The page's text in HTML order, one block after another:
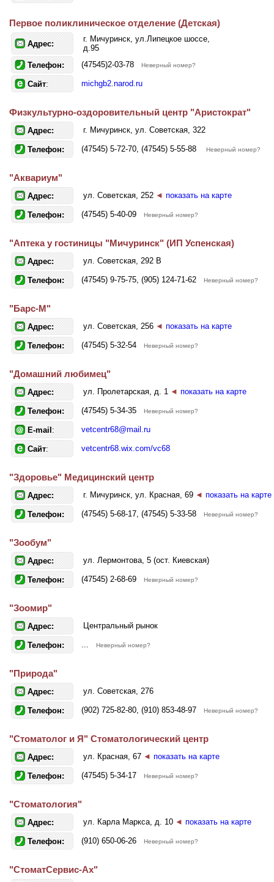
Первое поликлиническое отделение (Детская)
Адрес:
г. Мичуринск, ул.Липецкое шоссе,
д.95
Телефон:
(47545)2-03-78 Неверный номер?
Сайт: michgb2.narod.ru
Физкультурно-оздоровительный центр "Аристократ"
Адрес: г. Мичуринск, ул. Советская, 322
Телефон: (47545) 5-72-70, (47545) 5-55-88 Неверный номер?
"Аквариум"
Адрес: ул. Советская, 252 ◄ показать на карте
Телефон: (47545) 5-40-09 Неверный номер?
"Аптека у гостиницы "Мичуринск" (ИП Успенская)
Адрес: ул. Советская, 292 В
Телефон: (47545) 9-75-75, (905) 124-71-62 Неверный номер?
"Барс-М"
Адрес: ул. Советская, 256 ◄ показать на карте
Телефон: (47545) 5-32-54 Неверный номер?
"Домашний любимец"
Адрес: ул. Пролетарская, д. 1 ◄ показать на карте
Телефон: (47545) 5-34-35 Неверный номер?
E-mail : vetcentr68@mail.ru
Сайт: vetcentr68.wix.com/vc68
"Здоровье" Медицинский центр
Адрес: г. Мичуринск, ул. Красная, 69 ◄ показать на карте
Телефон: (47545) 5-68-17, (47545) 5-33-58 Неверный номер?
"Зообум"
Адрес: ул. Лермонтова, 5 (ост. Киевская)
Телефон: (47545) 2-68-69 Неверный номер?
"Зоомир"
Адрес: Центральный рынок
Телефон: ... Неверный номер?
"Природа"
Адрес: ул. Советская, 276
Телефон: (902) 725-82-80, (910) 853-48-97 Неверный номер?
"Стоматолог и Я" Стоматологический центр
Адрес: ул. Красная, 67 ◄ показать на карте
Телефон: (47545) 5-34-17 Неверный номер?
"Стоматология"
Адрес: ул. Карла Маркса, д. 10 ◄ показать на карте
Телефон: (910) 650-06-26 Неверный номер?
"СтоматСервис-Ах"